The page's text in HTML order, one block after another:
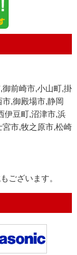
前崎市,小山町,掛
,御殿場市,静岡
伊豆町,沼津市,浜
市,牧之原市,松崎
ございます。